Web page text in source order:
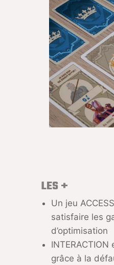
LES +
Un jeu
satisfaire les
d’optimisation
grâce à la